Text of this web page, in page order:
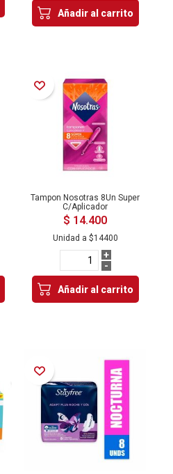
Añadir al carrito
Añadir a la Lista de Deseos
Tampon Nosotras 8Un Super
C/Aplicador
$ 14.400
Unidad a $14400
+
-
Añadir al carrito
Añadir a la Lista de Deseos